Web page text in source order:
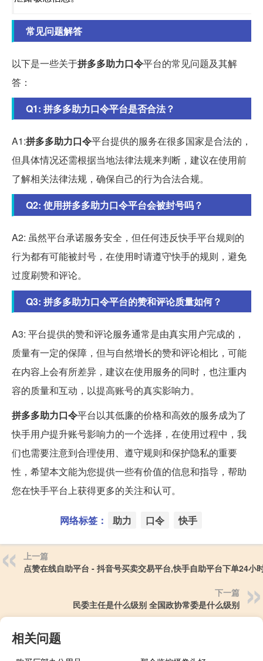
常见问题解答
以下是一些关于拼多多助力口令平台的常见问题及其解
答：
Q1: 拼多多助力口令平台是否合法？
A1:拼多多助力口令平台提供的服务在很多国家是合法的，
但具体情况还需根据当地法律法规来判断，建议在使用前
了解相关法律法规，确保自己的行为合法合规。
Q2: 使用拼多多助力口令平台会被封号吗？
A2: 虽然平台承诺服务安全，但任何违反快手平台规则的
行为都有可能被封号，在使用时请遵守快手的规则，避免
过度刷赞和评论。
Q3: 拼多多助力口令平台的赞和评论质量如何？
A3: 平台提供的赞和评论服务通常是由真实用户完成的，
质量有一定的保障，但与自然增长的赞和评论相比，可能
在内容上会有所差异，建议在使用服务的同时，也注重内
容的质量和互动，以提高账号的真实影响力。
拼多多助力口令平台以其低廉的价格和高效的服务成为了
快手用户提升账号影响力的一个选择，在使用过程中，我
们也需要注意到合理使用、遵守规则和保护隐私的重要
性，希望本文能为您提供一些有价值的信息和指导，帮助
您在快手平台上获得更多的关注和认可。
网络标签： 助力 口令 快手
上一篇
点赞在线自助平台 - 抖音号买卖交易平台,快手自助平台下单24小
下一篇
民委主任是什么级别 全国政协常委是什么级别
相关问题